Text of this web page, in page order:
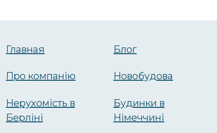
Главная
Про компанію
Нерухомість в
Берліні
Блог
Новобудова
Будинки в
Німеччині